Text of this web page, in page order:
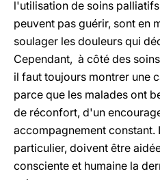
l'utilisation de soins
peuvent pas guérir, sont en
soulager les douleurs qui
Cependant, à côté des
il faut toujours montrer une
parce que les malades ont
de réconfort, d'un
accompagnement constant.
particulier, doivent être
consciente et humaine la